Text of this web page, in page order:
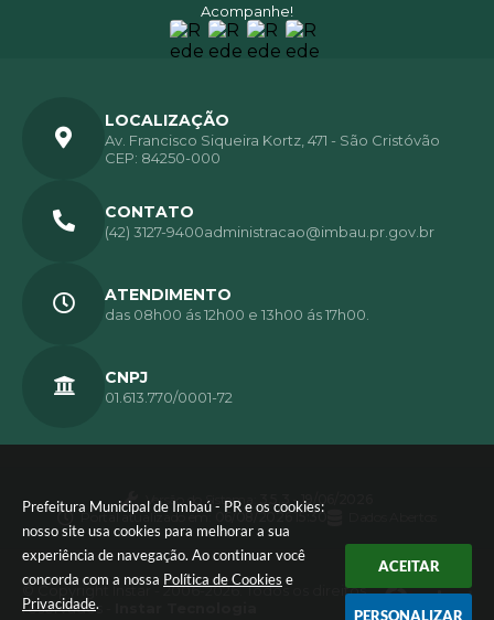
Prefeitura Municipal de Imbaú - PR e os cookies:
nosso site usa cookies para melhorar a sua
experiência de navegação. Ao continuar você
concorda com a nossa Política de Cookies e
Privacidade.
ACEITAR
PERSONALIZAR
Acompanhe!
LOCALIZAÇÃO
Av. Francisco Siqueira Kortz, 471 - São Cristóvão
CEP: 84250-000
CONTATO
(42) 3127-9400administracao@imbau.pr.gov.br
ATENDIMENTO
das 08h00 ás 12h00 e 13h00 ás 17h00.
CNPJ
01.613.770/0001-72
Versão do Sistema:
3.5.3 - 19/06/2026
Portal atualizado em:
06/08/2026 15:30
© Copyright Instar - 2006-2026. Todos os direitos
reservados -